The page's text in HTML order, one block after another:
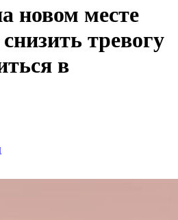
новом месте
тревогу
в